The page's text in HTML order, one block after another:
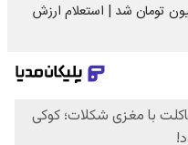
عدالت این برگه ها 10 میلیون تومان شد | استعلام ارزش